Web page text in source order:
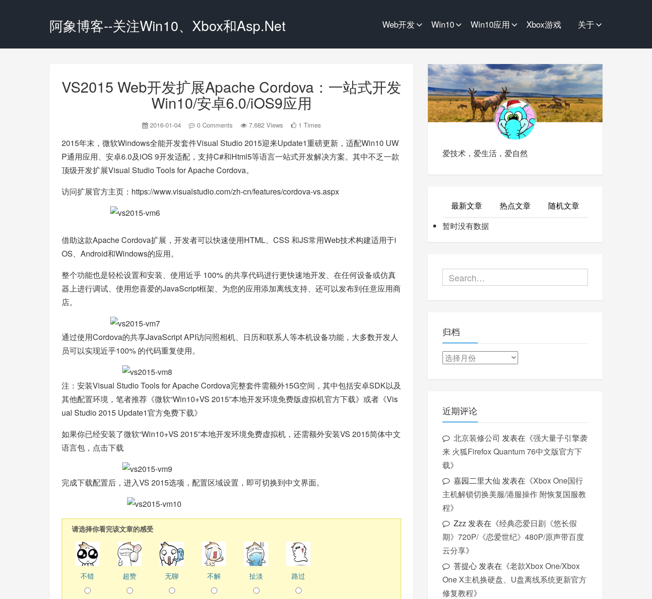
阿象博客--关注Win10、Xbox和Asp.Net Web开发 Win10 Win10应用 Xbox游戏 关于
VS2015 Web开发扩展Apache Cordova：一站式开发
Win10/安卓6.0/iOS9应用
2016-01-04 0 Comments 7,682 Views 1 Times
2015年末，微软Windows全能开发套件Visual Studio 2015迎来Update1重磅更新，适配Win10 UW
P通用应用、安卓6.0及iOS 9开发适配，支持C#和Html5等语言一站式开发解决方案。其中不乏一款
顶级开发扩展Visual Studio Tools for Apache Cordova。
访问扩展官方主页： https://www.visualstudio.com/zh-cn/features/cordova-vs.aspx
借助这款Apache Cordova扩展，开发者可以快速使用HTML、CSS 和JS常用Web技术构建适用于i
OS、Android和Windows的应用。
整个功能也是轻松设置和安装、使用近乎 100% 的共享代码进行更快速地开发、在任何设备或仿真
器上进行调试、使用您喜爱的JavaScript框架、为您的应用添加离线支持、还可以发布到任意应用商
店。
通过使用Cordova的共享JavaScript API访问照相机、日历和联系人等本机设备功能，大多数开发人
员可以实现近乎100% 的代码重复使用。
注：安装Visual Studio Tools for Apache Cordova完整套件需额外15G空间，其中包括安卓SDK以及
其他配置环境，笔者推荐《微软“Win10+VS 2015”本地开发环境免费版虚拟机官方下载》或者《Vis
ual Studio 2015 Update1官方免费下载》
如果你已经安装了微软“Win10+VS 2015”本地开发环境免费虚拟机，还需额外安装VS 2015简体中文
语言包， 点击下载
完成下载配置后，进入VS 2015选项，配置区域设置，即可切换到中文界面。
请选择你看完该文章的感受
不错 超赞 无聊 不解 扯淡 路过
爱技术，爱生活，爱自然
最新文章 热点文章
随机文章
暂时没有数据
归档
归
近期评论
北京装修公司 发表在《强大量子引擎袭
来 火狐Firefox Quantum 76中文版官方下
载》
嘉园二里大仙 发表在《Xbox One国行
主机解锁切换美服/港服操作 附恢复国服教
程》
Zzz发表在《经典恋爱日剧《悠长假
期》720P/《恋爱世纪》480P/原声带百度
云分享》
菩提心发表在《老款Xbox One/Xbox
One X主机换硬盘、U盘离线系统更新官方
修复教程》